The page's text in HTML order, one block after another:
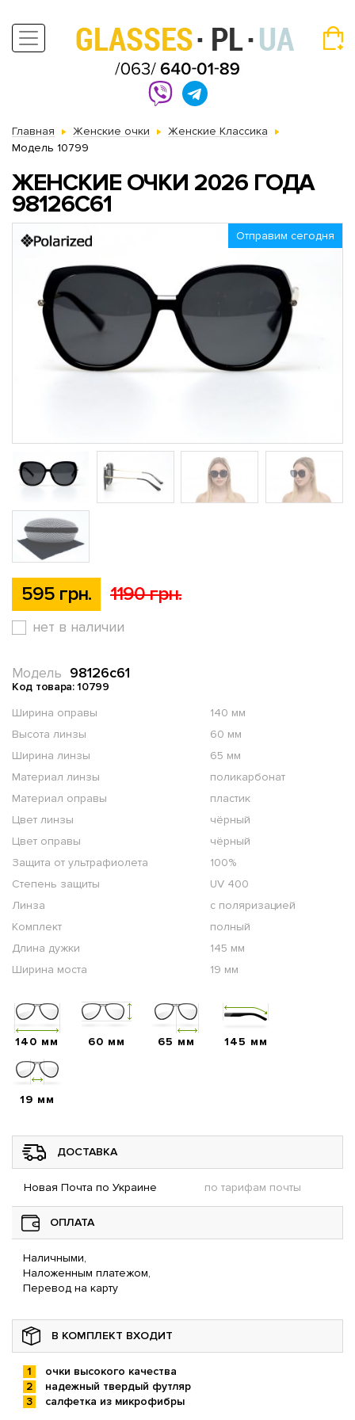
Главная Женские очки
Женские Классика
Модель 10799
ЖЕНСКИЕ ОЧКИ 2026 ГОДА
98126C61
Отправим сегодня
595 грн. 1190 грн.
нет в наличии
98126c61
Модель
Код товара: 10799
Ширина оправы
140 мм
Высота линзы
60 мм
Ширина линзы
65 мм
Материал линзы
поликарбонат
Материал оправы
пластик
Цвет линзы
чёрный
Цвет оправы
чёрный
Защита от ультрафиолета
100%
Степень защиты
UV 400
Линза
с поляризацией
Комплект
полный
Длина дужки
145 мм
Ширина моста
19 мм
140 мм 60 мм 65 мм 145 мм
19 мм
ДОСТАВКА
Новая Почта по Украине по тарифам почты
ОПЛАТА
Наличными,
Наложенным платежом,
Перевод на карту
В КОМПЛЕКТ ВХОДИТ
очки высокого качества
надежный твердый футляр
салфетка из микрофибры